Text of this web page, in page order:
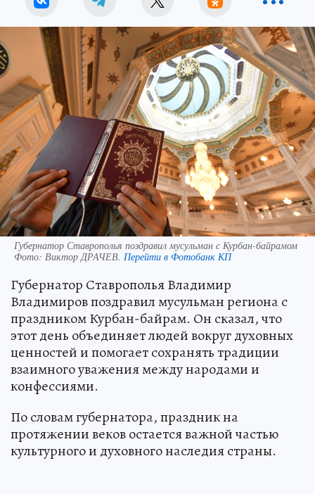
Губернатор Ставрополья поздравил мусульман с Курбан-байрамом
Фото: Виктор ДРАЧЕВ. Перейти в Фотобанк КП
Губернатор Ставрополья Владимир
Владимиров поздравил мусульман региона с
праздником Курбан-байрам. Он сказал, что
этот день объединяет людей вокруг духовных
ценностей и помогает сохранять традиции
взаимного уважения между народами и
конфессиями.
По словам губернатора, праздник на
протяжении веков остается важной частью
культурного и духовного наследия страны.